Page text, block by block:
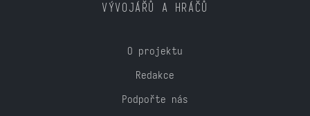
VÝVOJÁŘŮ A HRÁČŮ
O projektu
Redakce
Podpořte nás